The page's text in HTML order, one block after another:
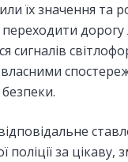
їх значення та
за цікаву,